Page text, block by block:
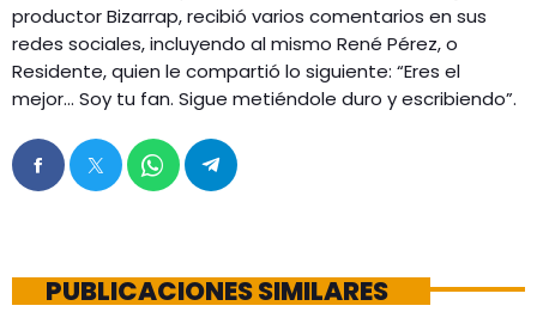
productor Bizarrap, recibió varios comentarios en sus
redes sociales, incluyendo al mismo René Pérez, o
Residente, quien le compartió lo siguiente: “Eres el
mejor… Soy tu fan. Sigue metiéndole duro y escribiendo”.
PUBLICACIONES SIMILARES